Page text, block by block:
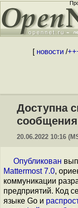
[ новости/
Доступна
20.06.2022 10:16
Опубликован
Mattermost 7.0,
коммуникации
предприятий. Код
языке Go и